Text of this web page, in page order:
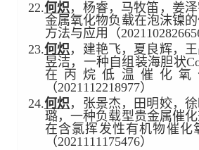
22.何炽，杨睿，马牧笛，姜
金属氧化物负载在泡沫镍
方法与应用（
23.何炽，建艳飞，夏良辉，
昱洁，一种自组装海胆状
在丙烷低温催化氧
（2021112218977）
24.何炽，张景杰，田明姣，
璐，一种负载型贵金属催
在含氯挥发性有机物催化
（2021111175476）